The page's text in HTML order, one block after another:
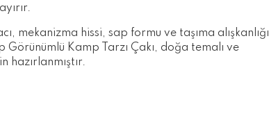
mekanizma hissi, sap formu ve taşıma alışkanlığı
Kamp Tarzı Çakı, doğa temalı ve
hazırlanmıştır.